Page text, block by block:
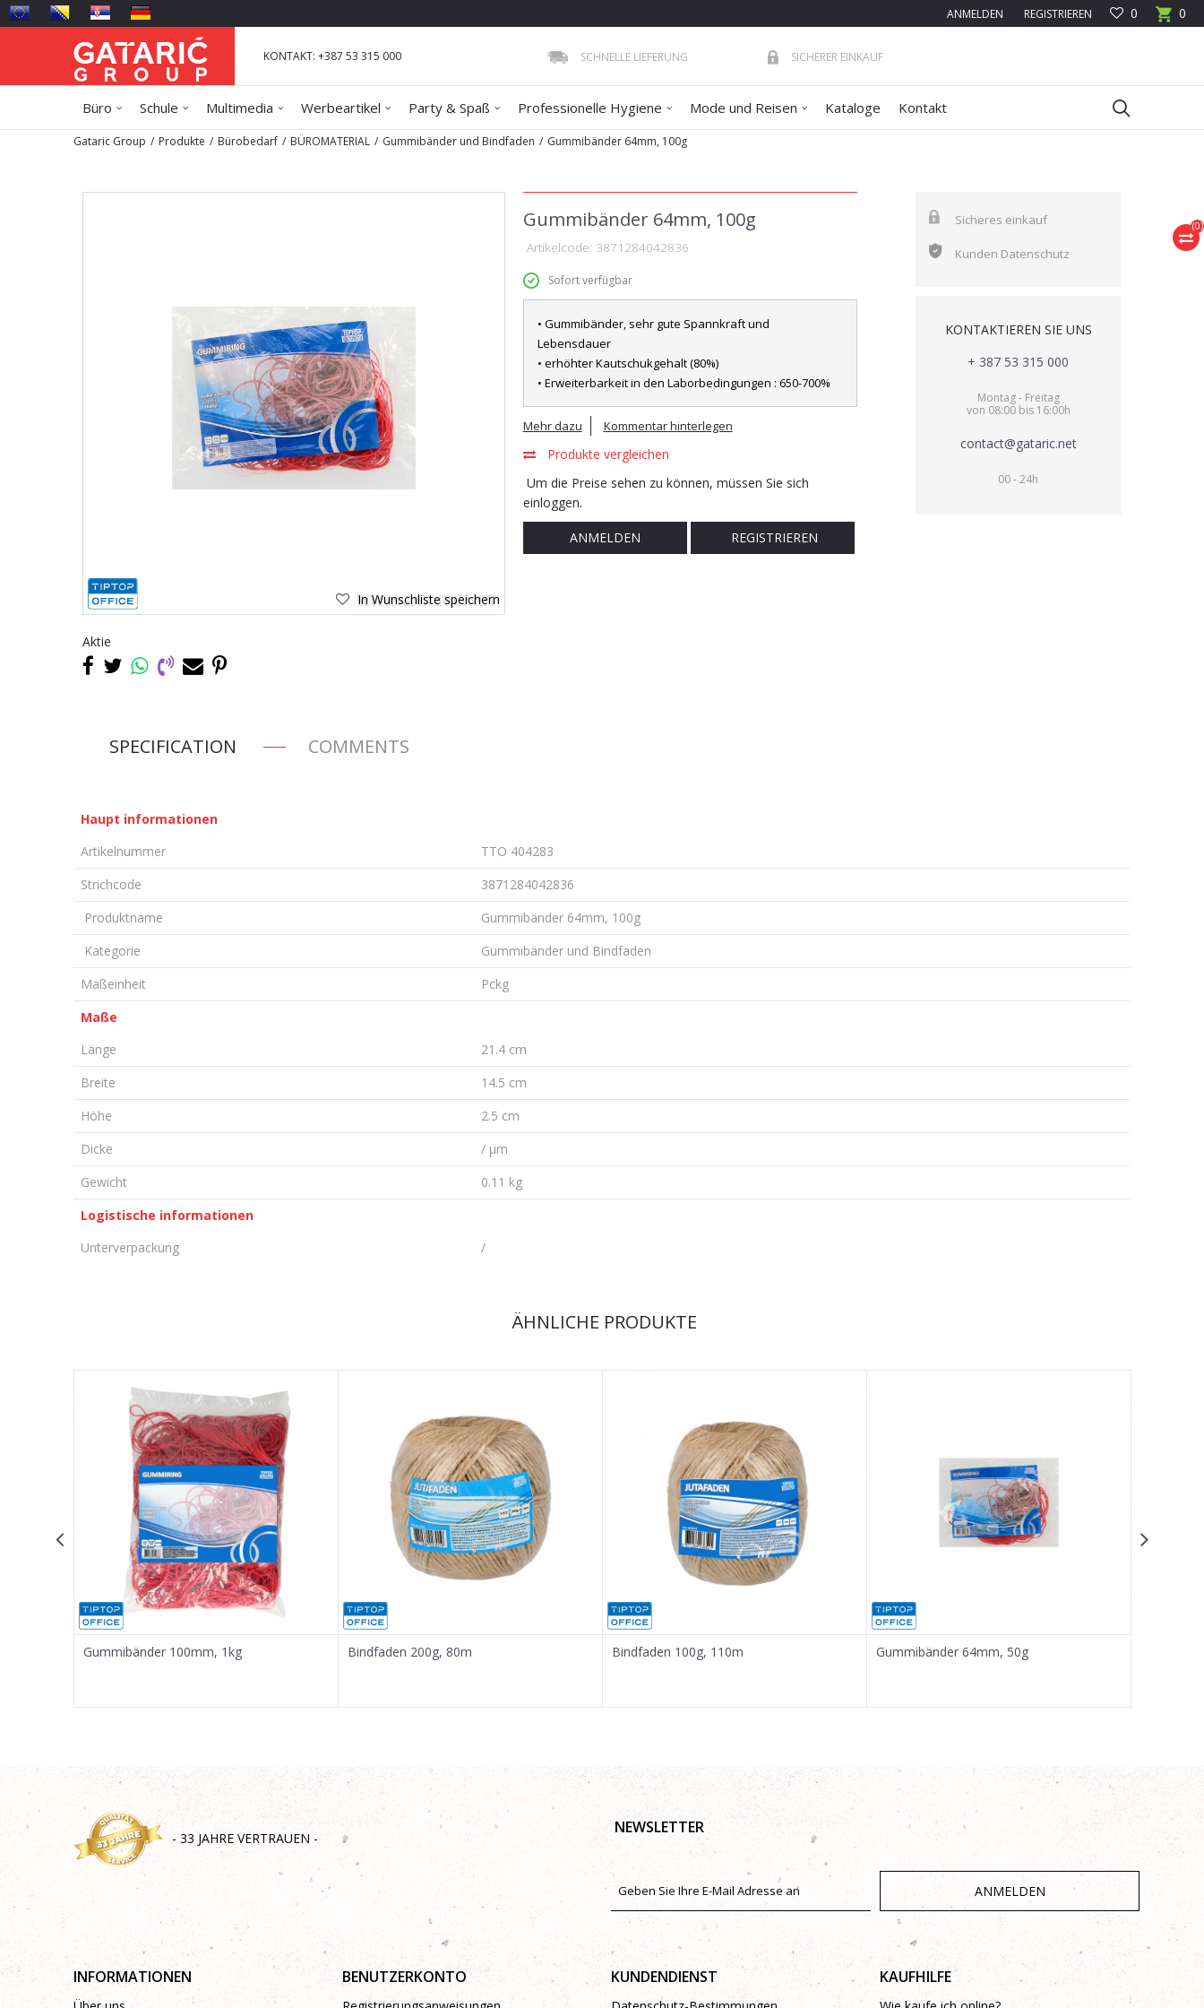
0
0
ANMELDEN REGISTRIEREN
KONTAKT: +387 53 315 000 SCHNELLE LIEFERUNG SICHERER EINKAUF
Büro Schule Multimedia Werbeartikel Party & Spaß Professionelle Hygiene Mode und Reisen Kataloge Kontakt
(0)
Gataric Group Produkte Bürobedarf BÜROMATERIAL Gummibänder und Bindfaden Gummibänder 64mm, 100g
In Wunschliste speichern
Aktie
Gummibänder 64mm, 100g
Artikelcode: 3871284042836
Sofort verfügbar
• Gummibänder, sehr gute Spannkraft und
Lebensdauer
• erhöhter Kautschukgehalt (80%)
• Erweiterbarkeit in den Laborbedingungen : 650-700%
Mehr dazu Kommentar hinterlegen
Produkte vergleichen
Um die Preise sehen zu können, müssen Sie sich
einloggen.
ANMELDEN REGISTRIEREN
Sicheres einkauf
Kunden Datenschutz
KONTAKTIEREN SIE UNS
+ 387 53 315 000
Montag - Freitag
von 08:00 bis 16:00h
contact@gataric.net
00 - 24h
SPECIFICATION COMMENTS
Haupt informationen
Artikelnummer
TTO 404283
Strichcode
3871284042836
Produktname
Gummibänder 64mm, 100g
Kategorie
Gummibänder und Bindfaden
Maßeinheit
Pckg
Maße
Länge
21.4 cm
Breite
14.5 cm
Höhe
2.5 cm
Dicke
/ µm
Gewicht
0.11 kg
Logistische informationen
Unterverpackung
/
E-Mail
Nachricht
SENDEN
ÄHNLICHE PRODUKTE
Gummibänder 100mm, 1kg Bindfaden 200g, 80m Bindfaden 100g, 110m Gummibänder 64mm, 50g
- 33 JAHRE VERTRAUEN -
NEWSLETTER
ANMELDEN
INFORMATIONEN BENUTZERKONTO KUNDENDIENST KAUFHILFE